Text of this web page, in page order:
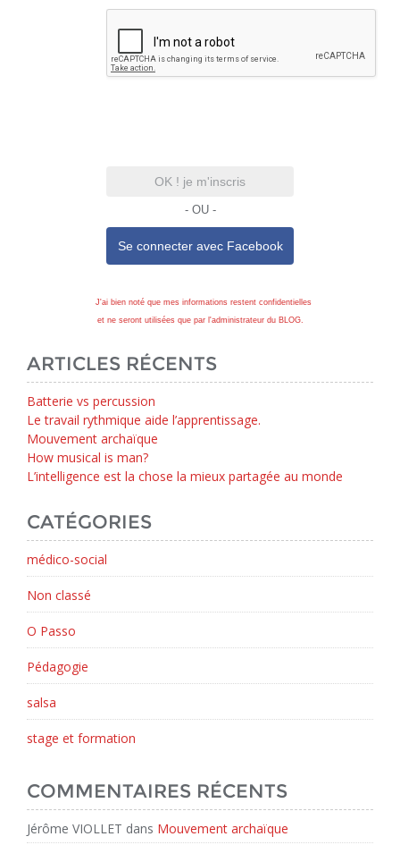
OK ! je m'inscris
- OU -
Se connecter avec Facebook
J'ai bien noté que mes informations restent confidentielles
et ne seront utilisées que par l'administrateur du BLOG.
ARTICLES RÉCENTS
Batterie vs percussion
Le travail rythmique aide l’apprentissage.
Mouvement archaïque
How musical is man?
L’intelligence est la chose la mieux partagée au monde
CATÉGORIES
médico-social
Non classé
O Passo
Pédagogie
salsa
stage et formation
COMMENTAIRES RÉCENTS
Jérôme VIOLLET dans Mouvement archaïque